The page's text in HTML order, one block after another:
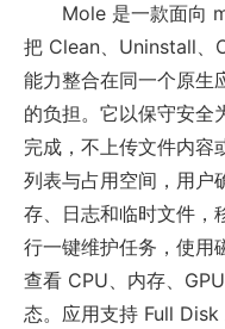
Mole 是一款面向
把 Clean、Uninstall、
能力整合在同一个原生
的负担。它以保守安全
完成，不上传文件内容
列表与占用空间，用户
存、日志和临时文件，
行一键维护任务，使用
查看 CPU、内存、
态。应用支持 Full